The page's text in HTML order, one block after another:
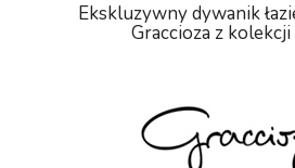
Ekskluzywny dywanik
Graccioza z